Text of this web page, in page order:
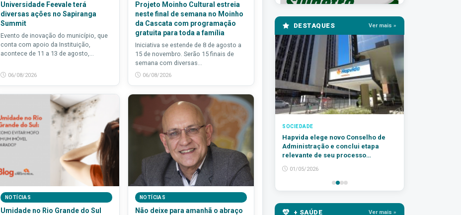
Universidade Feevale terá
diversas ações no Sapiranga
Summit
Evento de inovação do município, que
conta com apoio da Instituição,
acontece de 11 a 13 de agosto,...
06/08/2026
Projeto Moinho Cultural estreia
neste final de semana no Moinho
da Cascata com programação
gratuita para toda a família
Iniciativa se estende de 8 de agosto a
15 de novembro. Serão 15 finais de
semana com diversas...
06/08/2026
NOTÍCIAS
Umidade no Rio Grande do Sul
NOTÍCIAS
Não deixe para amanhã o abraço
DESTAQUES Ver mais »
SOCIEDADE
Hapvida elege novo Conselho de
Administração e conclui etapa
relevante de seu processo
sucessório
01/05/2026
+ SAÚDE Ver mais »